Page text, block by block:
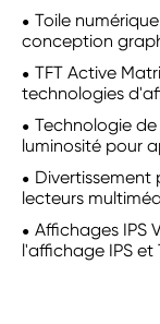
Toile
conception
TFT Active
technologies
Technologie
luminosité pour
Divertissement
lecteurs
Affichages IPS
l'affichage IPS et